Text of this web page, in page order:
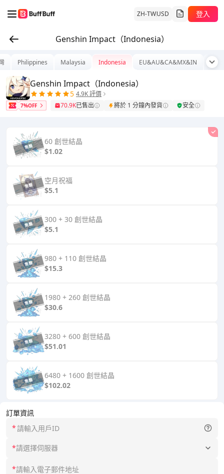
ZH-TWUSD 登入
Genshin Impact（Indonesia）
訂單資訊
*
*請選擇伺服器
*
Philippines Malaysia Indonesia EU&AU&CA&MX&IN 泰國
Genshin Impact（Indonesia）
5 4.9K 評價
7%OFF 70.9K已售出 將於 1 分鐘內發貨 安全
60 創世結晶
$1.02
空月祝福
$5.1
300 + 30 創世結晶
$5.1
980 + 110 創世結晶
$15.3
1980 + 260 創世結晶
$30.6
3280 + 600 創世結晶
$51.01
6480 + 1600 創世結晶
$102.02